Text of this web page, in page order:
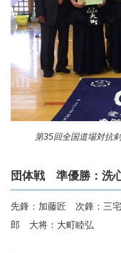
第35回全国道場対
団体戦 準優勝：洗
先鋒：加藤匠 次鋒：三
郎 大将：大町睦弘